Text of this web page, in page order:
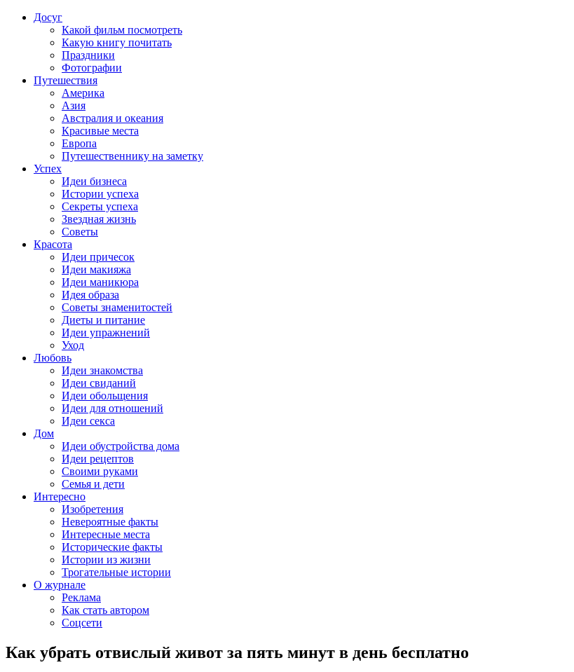
Досуг
Какой фильм посмотреть
Какую книгу почитать
Праздники
Фотографии
Путешествия
Америка
Азия
Австралия и океания
Красивые места
Европа
Путешественнику на заметку
Успех
Идеи бизнеса
Истории успеха
Секреты успеха
Звездная жизнь
Советы
Красота
Идеи причесок
Идеи макияжа
Идеи маникюра
Идея образа
Советы знаменитостей
Диеты и питание
Идеи упражнений
Уход
Любовь
Идеи знакомства
Идеи свиданий
Идеи обольщения
Идеи для отношений
Идеи секса
Дом
Идеи обустройства дома
Идеи рецептов
Своими руками
Семья и дети
Интересно
Изобретения
Невероятные факты
Интересные места
Исторические факты
Истории из жизни
Трогательные истории
О журнале
Реклама
Как стать автором
Соцсети
Как убрать отвислый живот за пять минут в день бесплатно